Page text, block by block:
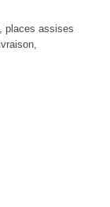
places assises
,